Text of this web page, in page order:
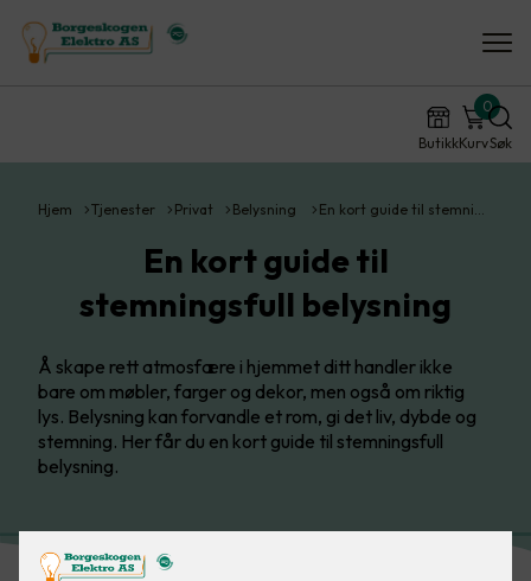
ButikkKurv
0
Søk
Hjem Tjenester Privat Belysning En kort guide til stemni…
En kort guide til
stemningsfull belysning
Å skape rett atmosfære i hjemmet ditt handler ikke
bare om møbler, farger og dekor, men også om riktig
lys. Belysning kan forvandle et rom, gi det liv, dybde og
stemning. Her får du en kort guide til stemningsfull
belysning.